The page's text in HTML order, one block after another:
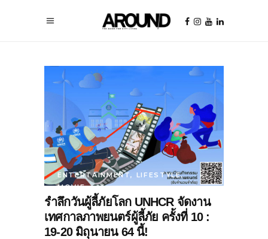
ENTERTAINMENT, LIFESTYLE,
MOVIE
รำลึกวันผู้ลี้ภัยโลก UNHCR จัดงาน
เทศกาลภาพยนตร์ผู้ลี้ภัย ครั้งที่ 10 :
19-20 มิถุนายน 64 นี้!